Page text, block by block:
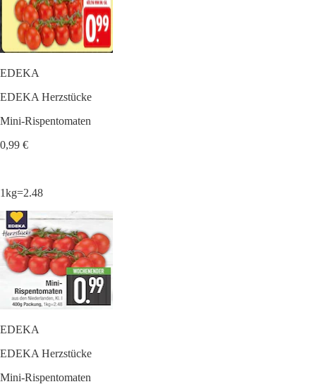
EDEKA
EDEKA Herzstücke
Mini-Rispentomaten
0,99 €
1kg=2.48
EDEKA
EDEKA Herzstücke
Mini-Rispentomaten